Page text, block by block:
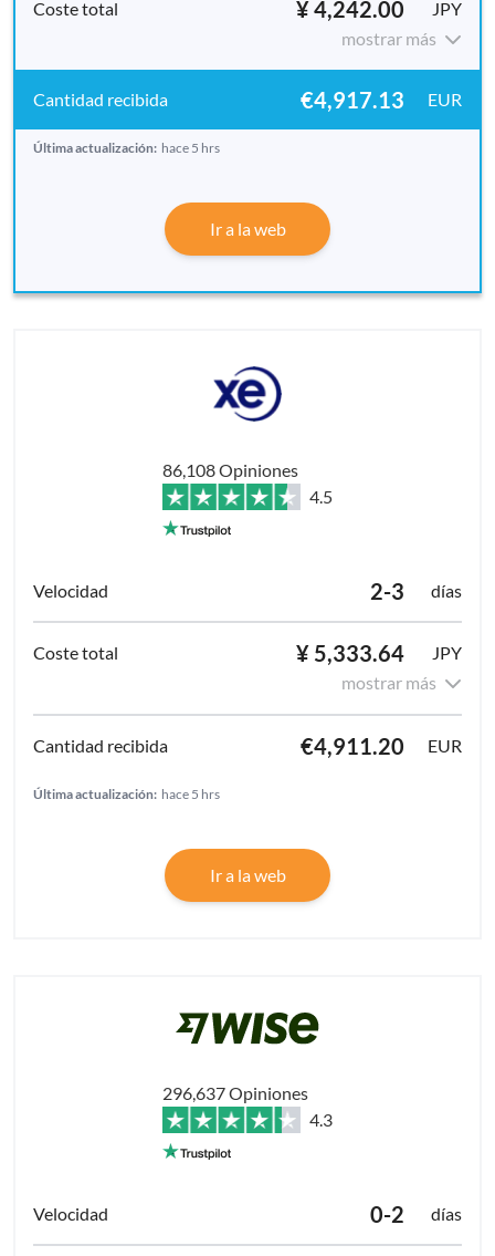
¥ 4,242.00
JPY
mostrar más
€4,917.13 EUR
Última actualización: hace 5 hrs
Ir a la web
86,108 Opiniones
4.5
2-3 días
¥ 5,333.64
JPY
mostrar más
€4,911.20 EUR
Última actualización: hace 5 hrs
Ir a la web
296,637 Opiniones
4.3
0-2 días